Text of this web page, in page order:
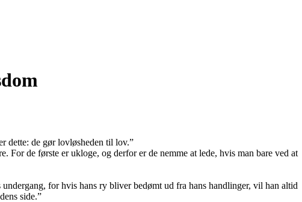
dette: de gør lovløsheden til lov.”
For de første er ukloge, og derfor er de nemme at lede, hvis man bare ved at
for hvis hans ry bliver bedømt ud fra hans handlinger, vil han altid
side.”